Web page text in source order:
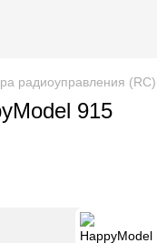
радиоуправления (RC)
915